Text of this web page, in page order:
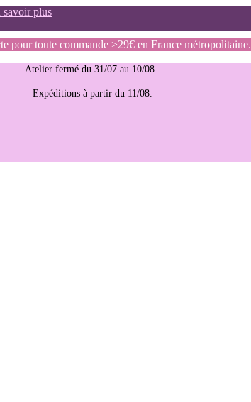
savoir plus
pour toute commande >29€ en France métropolitaine.
Atelier fermé du 31/07 au 10/08.
Expéditions à partir du 11/08.